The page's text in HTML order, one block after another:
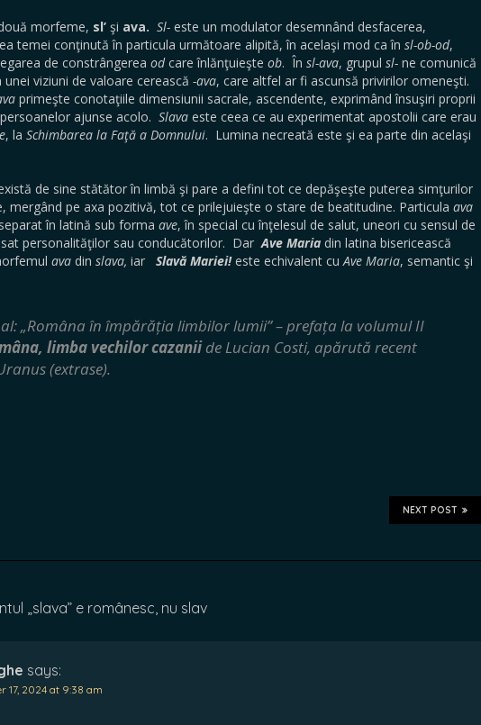
morfeme, sl’ şi ava. Sl- este un modulator desemnând desfacerea,
temei conţinută în particula următoare alipită, în acelaşi mod ca în sl-ob-od,
de constrângerea odcare înlănţuieşte ob. În sl-ava, grupul sl- ne comunică
viziuni de valoare cerească -ava, care altfel ar fi ascunsă privirilor omeneşti.
primeşte conotaţiile dimensiunii sacrale, ascendente, exprimând însuşiri proprii
ajunse acolo. Slava este ceea ce au experimentat apostolii care erau
, la Schimbarea la Faţă a Domnului. Lumina necreată este şi ea parte din acelaşi
de sine stătător în limbă şi pare a defini tot ce depăşeşte puterea simţurilor
mergând pe axa pozitivă, tot ce prilejuieşte o stare de beatitudine. Particula ava
în latină sub forma ave, în special cu înţelesul de salut, uneori cu sensul de
personalităţilor sau conducătorilor. DarAve Maria din latina bisericească
ava din slava, iar Slavă Mariei!este echivalent cuAve Maria, semantic şi
„Româna în împărăția limbilor lumii” – prefața la volumul II
limba vechilor cazaniide Lucian Costi, apărută recent
(extrase).
NEXT POST
„slava” e românesc, nu slav
says:
17, 2024 at 9:38 am